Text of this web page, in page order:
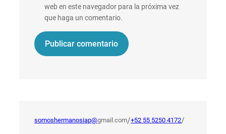
web en este navegador para la próxima vez
que haga un comentario.
somoshermanosiap@gmail.com/+52 55 5250 4172/